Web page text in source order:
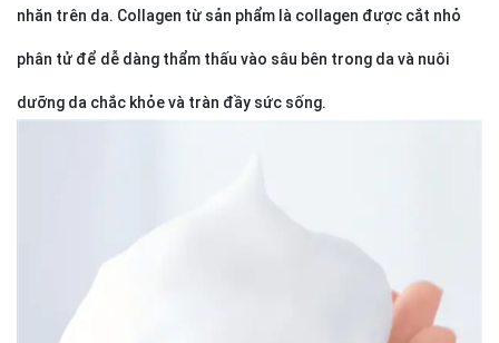
nhăn trên da. Collagen từ sản phẩm là collagen được cắt nhỏ
phân tử để dễ dàng thẩm thấu vào sâu bên trong da và nuôi
dưỡng da chắc khỏe và tràn đầy sức sống.